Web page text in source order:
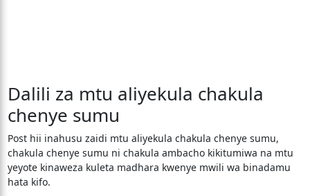
Dalili za mtu aliyekula chakula
chenye sumu
Post hii inahusu zaidi mtu aliyekula chakula chenye sumu,
chakula chenye sumu ni chakula ambacho kikitumiwa na mtu
yeyote kinaweza kuleta madhara kwenye mwili wa binadamu
hata kifo.